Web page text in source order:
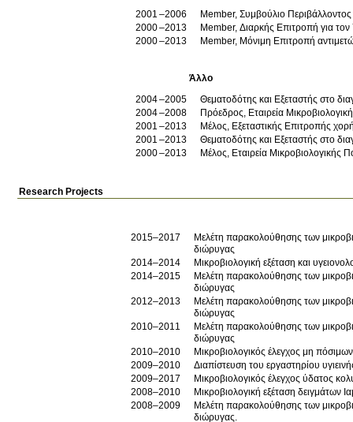
2001
2006
Member, Συμβούλιο Περιβάλλοντος
2000
2013
Member, Διαρκής Επιτροπή για τον
2000
2013 Member, Μόνιμη Επιτροπή
Άλλο
2004
2005
Θεματοδότης και Εξεταστής στο
2004
2008
Πρόεδρος, Εταιρεία
2001
2013
Μέλος, Εξεταστικής Επιτροπής
2001
2013
Θεματοδότης και Εξεταστής στο
2000
2013 Μέλος, Εταιρεία Μικροβιολογικής
Research Projects
2015–2017
Μελέτη παρακολούθησης των
διώρυγας
2014–2014
Μικροβιολογική εξέταση και
2014–2015
Μελέτη παρακολούθησης των
διώρυγας
2012–2013
Μελέτη παρακολούθησης των
διώρυγας
2010–2011
Μελέτη παρακολούθησης των
διώρυγας
2010–2010
Μικροβιολογικός έλεγχος μη
2009–2010
Διαπίστευση του εργαστηρίου
2009–2017
Μικροβιολογικός έλεγχος ύδατος
2008–2010
Μικροβιολογική εξέταση δειγμάτων
2008–2009
Μελέτη παρακολούθησης των
διώρυγας.